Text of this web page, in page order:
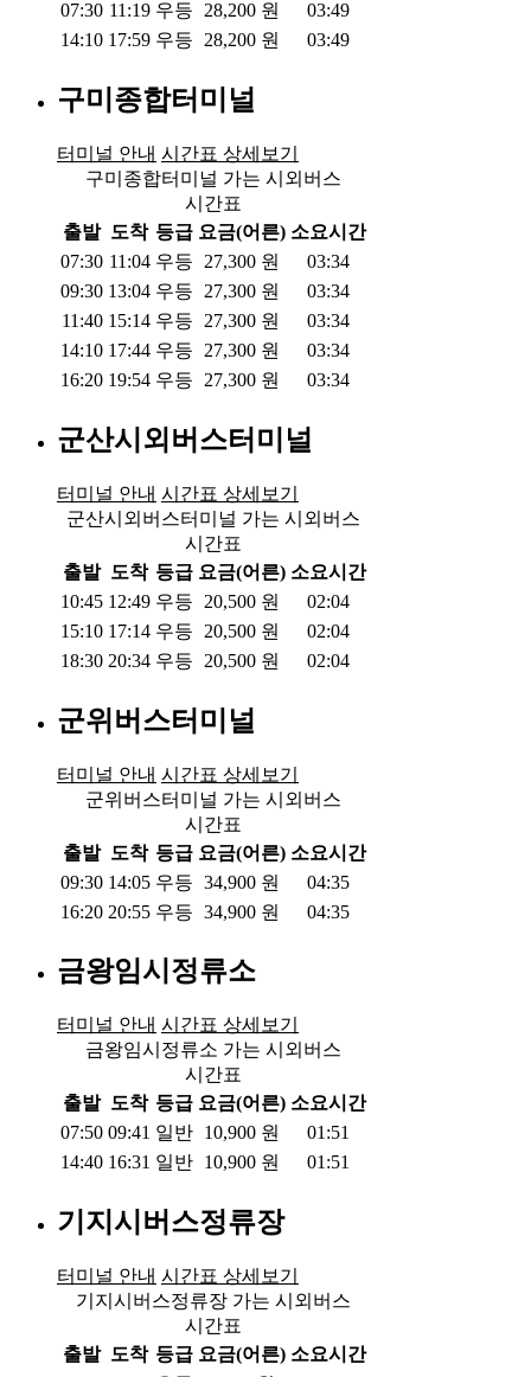
07:30 11:19 우등 28,200 원
03:49
14:10 17:59 우등 28,200 원 03:49
구미종합터미널
터미널 안내 시간표 상세보기
구미종합터미널 가는 시외버스
시간표
출발 도착 등급 요금(어른) 소요시간
07:30 11:04 우등 27,300 원
03:34
09:30 13:04 우등 27,300 원
03:34
11:40 15:14 우등 27,300 원
03:34
14:10 17:44 우등 27,300 원
03:34
16:20 19:54 우등 27,300 원 03:34
군산시외버스터미널
터미널 안내 시간표 상세보기
군산시외버스터미널 가는 시외버스
시간표
출발 도착 등급 요금(어른) 소요시간
10:45 12:49 우등 20,500 원
02:04
15:10 17:14 우등 20,500 원
02:04
18:30 20:34 우등 20,500 원 02:04
군위버스터미널
터미널 안내 시간표 상세보기
군위버스터미널 가는 시외버스
시간표
출발 도착 등급 요금(어른) 소요시간
09:30 14:05 우등 34,900 원
04:35
16:20 20:55 우등 34,900 원 04:35
금왕임시정류소
터미널 안내 시간표 상세보기
금왕임시정류소 가는 시외버스
시간표
출발 도착 등급 요금(어른) 소요시간
07:50 09:41 일반 10,900 원
01:51
14:40 16:31 일반 10,900 원 01:51
기지시버스정류장
터미널 안내 시간표 상세보기
기지시버스정류장 가는 시외버스
시간표
출발 도착 등급 요금(어른) 소요시간